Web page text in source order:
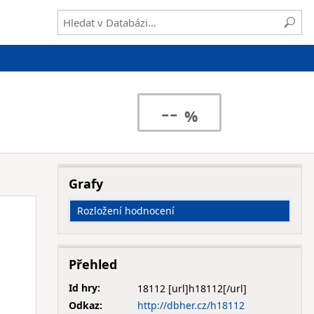
--
Grafy
Rozložení hodnocení
Přehled
Id hry:
18112
Odkaz:
http://dbher.cz/h18112